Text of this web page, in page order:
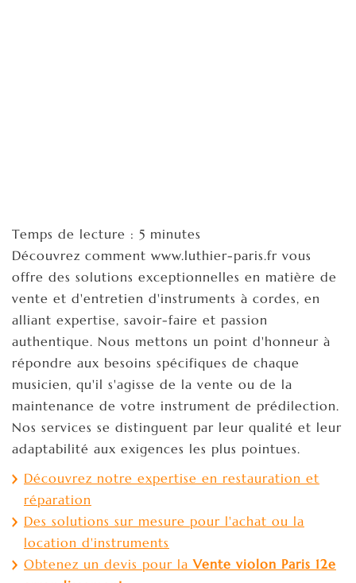
Temps de lecture : 5 minutes
Découvrez comment www.luthier-paris.fr vous
offre des solutions exceptionnelles en matière de
vente et d'entretien d'instruments à cordes, en
alliant expertise, savoir-faire et passion
authentique. Nous mettons un point d'honneur à
répondre aux besoins spécifiques de chaque
musicien, qu'il s'agisse de la vente ou de la
maintenance de votre instrument de prédilection.
Nos services se distinguent par leur qualité et leur
adaptabilité aux exigences les plus pointues.
Découvrez notre expertise en restauration et
réparation
Des solutions sur mesure pour l'achat ou la
location d'instruments
Obtenez un devis pour laVente violon Paris 12e